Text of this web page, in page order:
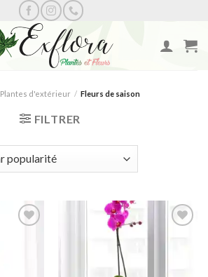
Plantes d'extérieur / Fleurs de saison
FILTRER